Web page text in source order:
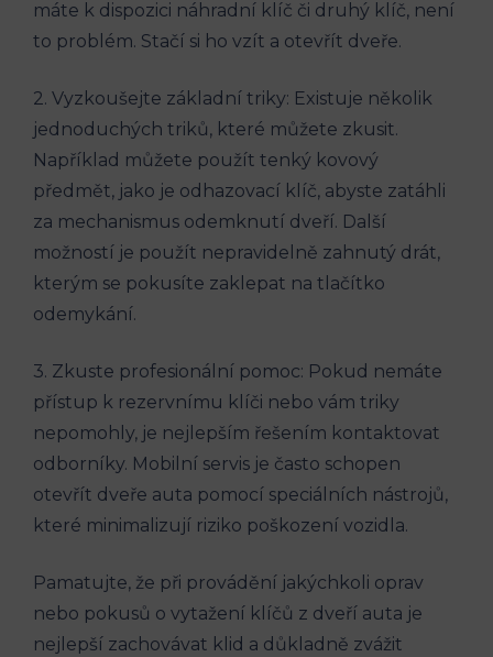
máte k dispozici náhradní klíč či druhý klíč, není
to problém. Stačí si ho vzít a otevřít dveře.
2. Vyzkoušejte základní triky: Existuje několik
jednoduchých triků, které můžete zkusit.
Například můžete použít tenký kovový
předmět, jako je odhazovací klíč, abyste zatáhli
za mechanismus odemknutí dveří. Další
možností je použít nepravidelně zahnutý drát,
kterým se pokusíte zaklepat na tlačítko
odemykání.
3. Zkuste profesionální pomoc: Pokud nemáte
přístup k rezervnímu klíči nebo vám triky
nepomohly, je nejlepším řešením kontaktovat
odborníky. Mobilní servis je často schopen
otevřít dveře auta pomocí speciálních nástrojů,
které minimalizují riziko poškození vozidla.
Pamatujte, že při provádění jakýchkoli oprav
nebo pokusů o vytažení klíčů z dveří auta je
nejlepší zachovávat klid a důkladně zvážit